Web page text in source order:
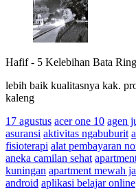
Hafif- 5 Kelebihan Bata
lebih baik kualitasnya kak.
kaleng
17 agustus acer one 10 agen
asuransi aktivitas ngabuburit
fisioterapi alat pembayaran
aneka camilan sehat
kuningan apartment mewah
android aplikasi belajar online